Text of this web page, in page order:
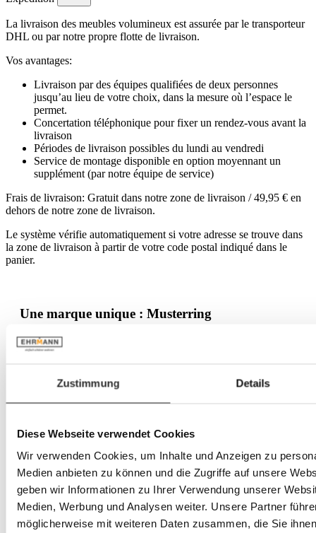
Zustimmung Details
Diese Webseite verwendet Cookies
Wir verwenden Cookies, um Inhalte und Anzeigen zu
Medien anbieten zu können und die Zugriffe auf unsere
geben wir Informationen zu Ihrer Verwendung unserer
Medien, Werbung und Analysen weiter. Unsere Partner
möglicherweise mit weiteren Daten zusammen, die Sie
La livraison des meubles volumineux est assurée par le transporteur
DHL ou par notre propre flotte de livraison.
Vos avantages:
Livraison par des équipes qualifiées de deux personnes
jusqu’au lieu de votre choix, dans la mesure où l’espace le
permet.
Concertation téléphonique pour fixer un rendez-vous avant la
livraison
Périodes de livraison possibles du lundi au vendredi
Service de montage disponible en option moyennant un
supplément (par notre équipe de service)
Frais de livraison: Gratuit dans notre zone de livraison / 49,95 € en
dehors de notre zone de livraison.
Le système vérifie automatiquement si votre adresse se trouve dans
la zone de livraison à partir de votre code postal indiqué dans le
panier.
Une marque unique : Musterring
solutions d’aménagement pour différents espaces de vie,
accorde une importance particulière à la qualité certifiée, à la
production durable et aux détails bien pensés. Musterring
permet d’aménager son intérieur avec style et confort, en toute
liberté.
Découvrir plus de produits de cette série